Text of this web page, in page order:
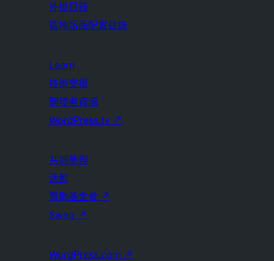
外掛目錄
區塊版面配置目錄
Learn
技術支援
開發者資源
WordPress.tv ↗
共同參與
活動
贊助基金會 ↗
Swag ↗
WordPress.com ↗